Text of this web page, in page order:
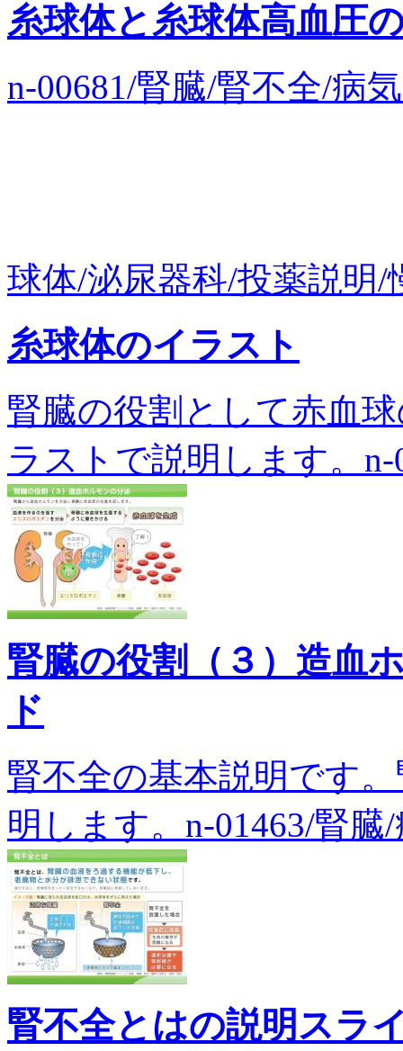
糸球体と糸球体高血圧
n-00681/腎臓/腎不全/病
球体/泌尿器科/投薬説明/
糸球体のイラスト
腎臓の役割として赤血
ラストで説明します。
腎臓の役割（３）造血
ド
腎不全の基本説明です
明します。n-01463/腎
腎不全とはの説明スラ